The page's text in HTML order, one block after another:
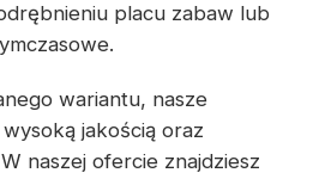
placu zabaw lub
wariantu, nasze
jakością oraz
naszej ofercie znajdziesz